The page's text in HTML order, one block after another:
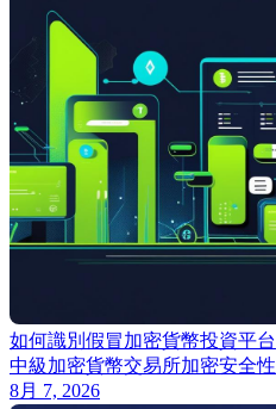
如何識別假冒加密貨幣投資平台
中級加密貨幣交易所加密安全性
8月 7, 2026